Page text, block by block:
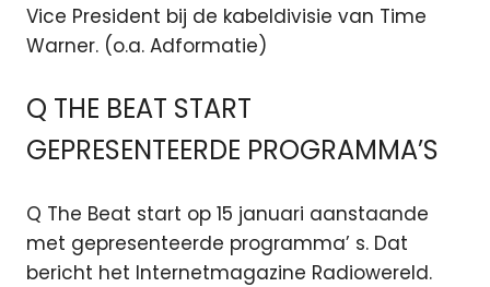
Vice President bij de kabeldivisie van Time
Warner. (o.a. Adformatie)
Q THE BEAT START
GEPRESENTEERDE PROGRAMMA’S
Q The Beat start op 15 januari aanstaande
met gepresenteerde programma’ s. Dat
bericht het Internetmagazine Radiowereld.